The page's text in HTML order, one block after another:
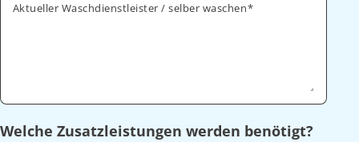
Aktueller Waschdienstleister / selber waschen
Welche Zusatzleistungen werden benötigt?